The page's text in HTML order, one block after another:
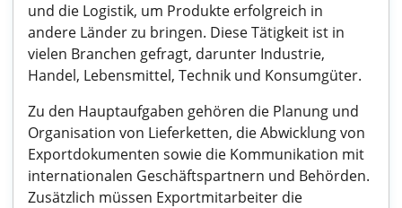
und die Logistik, um Produkte erfolgreich in
andere Länder zu bringen. Diese Tätigkeit ist in
vielen Branchen gefragt, darunter Industrie,
Handel, Lebensmittel, Technik und Konsumgüter.
Zu den Hauptaufgaben gehören die Planung und
Organisation von Lieferketten, die Abwicklung von
Exportdokumenten sowie die Kommunikation mit
internationalen Geschäftspartnern und Behörden.
Zusätzlich müssen Exportmitarbeiter die